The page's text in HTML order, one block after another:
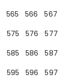
565 566
567
575 576
577
585 586
587
595 596
597